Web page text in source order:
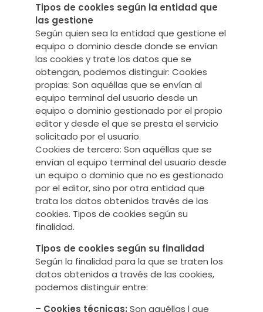
Tipos de cookies según la entidad que
las gestione
Según quien sea la entidad que gestione el
equipo o dominio desde donde se envían
las cookies y trate los datos que se
obtengan, podemos distinguir: Cookies
propias: Son aquéllas que se envían al
equipo terminal del usuario desde un
equipo o dominio gestionado por el propio
editor y desde el que se presta el servicio
solicitado por el usuario.
Cookies de tercero: Son aquéllas que se
envían al equipo terminal del usuario desde
un equipo o dominio que no es gestionado
por el editor, sino por otra entidad que
trata los datos obtenidos través de las
cookies. Tipos de cookies según su
finalidad.
Tipos de cookies según su finalidad
Según la finalidad para la que se traten los
datos obtenidos a través de las cookies,
podemos distinguir entre:
– Cookies técnicas: Son aquéllas l que